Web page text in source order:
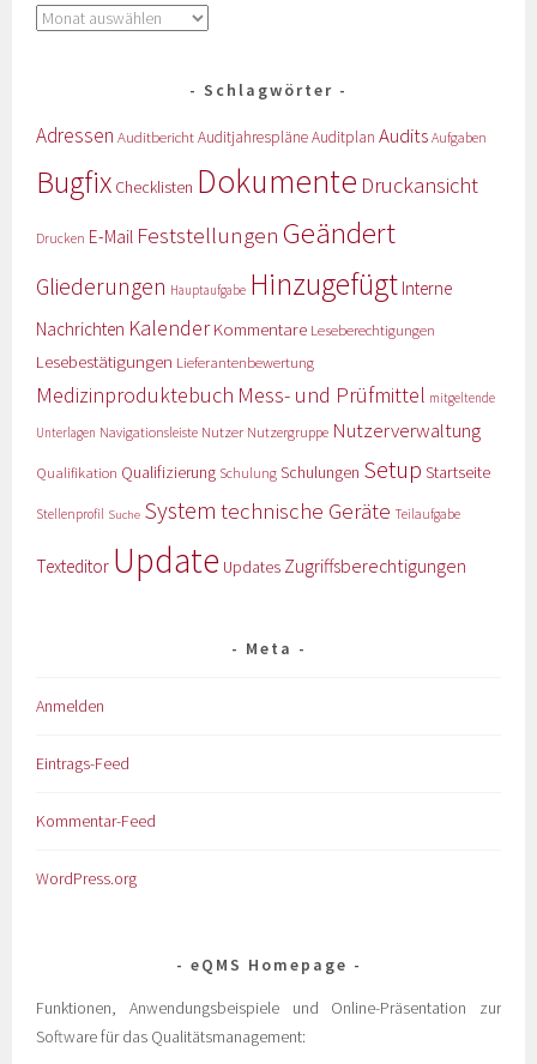
Schlagwörter
Adressen AuditberichtAuditjahrespläneAuditplan Audits Aufgaben
Bugfix Checklisten Dokumente Druckansicht
Drucken E-Mail Feststellungen Geändert
Gliederungen Hauptaufgabe Hinzugefügt Interne
Nachrichten KalenderKommentare Leseberechtigungen
Lesebestätigungen Lieferantenbewertung
Medizinproduktebuch Mess- und Prüfmittel mitgeltende
Unterlagen Navigationsleiste Nutzer Nutzergruppe Nutzerverwaltung
Qualifikation Qualifizierung Schulung Schulungen Setup Startseite
Stellenprofil Suche System technische Geräte Teilaufgabe
Texteditor Update Updates Zugriffsberechtigungen
Meta
Anmelden
Eintrags-Feed
Kommentar-Feed
WordPress.org
eQMS Homepage
Funktionen, Anwendungsbeispiele und Online-Präsentation zur
Software für das Qualitätsmanagement: